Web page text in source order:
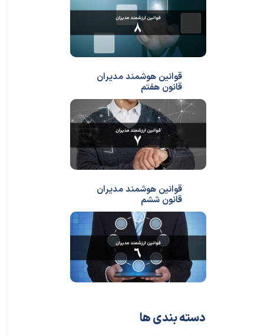
دسته بندی ها
قوانین هوشمند مدیران
قانون هفتم
قوانین هوشمند مدیران
قانون ششم